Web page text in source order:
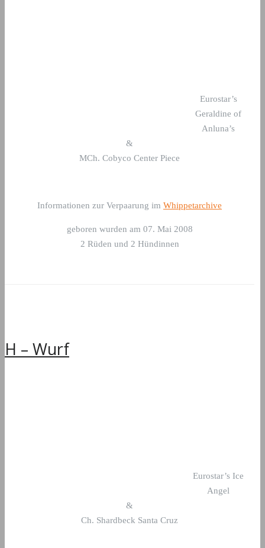
Eurostar’s
Geraldine of
Anluna’s
&
MCh. Cobyco Center Piece
Informationen zur Verpaarung im Whippetarchive
geboren wurden am 07. Mai 2008
2 Rüden und 2 Hündinnen
H – Wurf
Eurostar’s Ice
Angel
&
Ch. Shardbeck Santa Cruz